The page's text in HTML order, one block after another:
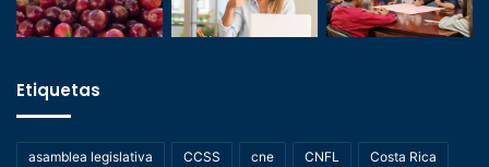
Etiquetas
asamblea legislativa CCSS cne CNFL Costa Rica